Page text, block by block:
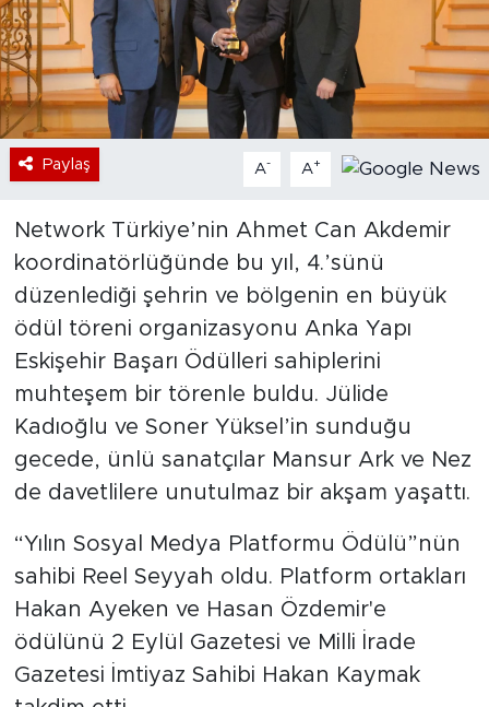
Paylaş A- A+
Network Türkiye’nin Ahmet Can Akdemir
koordinatörlüğünde bu yıl, 4.’sünü
düzenlediği şehrin ve bölgenin en büyük
ödül töreni organizasyonu Anka Yapı
Eskişehir Başarı Ödülleri sahiplerini
muhteşem bir törenle buldu. Jülide
Kadıoğlu ve Soner Yüksel’in sunduğu
gecede, ünlü sanatçılar Mansur Ark ve Nez
de davetlilere unutulmaz bir akşam yaşattı.
“Yılın Sosyal Medya Platformu Ödülü”nün
sahibi Reel Seyyah oldu. Platform ortakları
Hakan Ayeken ve Hasan Özdemir'e
ödülünü 2 Eylül Gazetesi ve Milli İrade
Gazetesi İmtiyaz Sahibi Hakan Kaymak
Magazin
Dünya
Sektör